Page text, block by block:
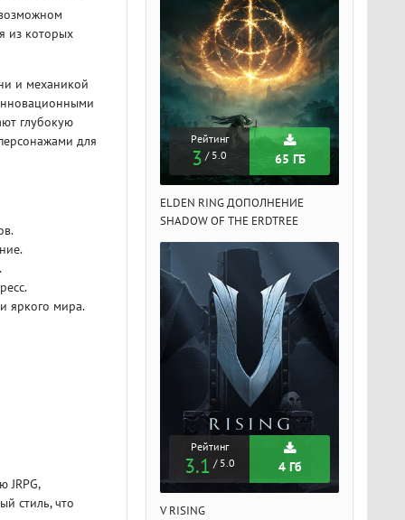
из которых
и механикой
глубокую
для
яркого мира.
JRPG,
стиль, что
Рейтинг Рейтинг
3 / 5.0 65 ГБ
ELDEN RING ДОПОЛНЕНИЕ
SHADOW OF THE ERDTREE
Рейтинг
3.1 / 5.0 4 Гб
V RISING